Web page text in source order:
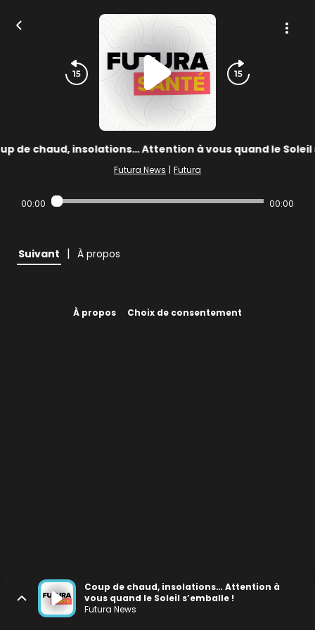
de chaud, insolations… Attention à vous quand le Soleil
Futura News | Futura
00:00 00:00
Suivant | À propos
À propos Choix de consentement
Coup de chaud, insolations… Attention à
vous quand le Soleil s’emballe !
Futura News